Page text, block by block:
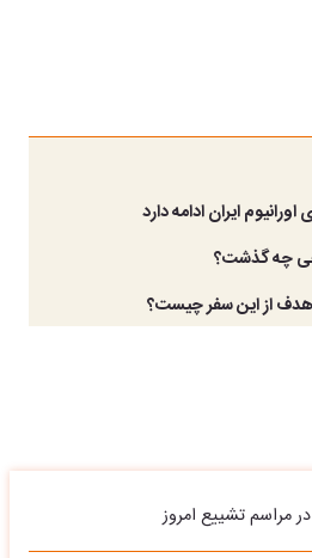
ایران ادامه دارد
چه گذشت؟
از این سفر چیست؟
مراسم تشییع امروز